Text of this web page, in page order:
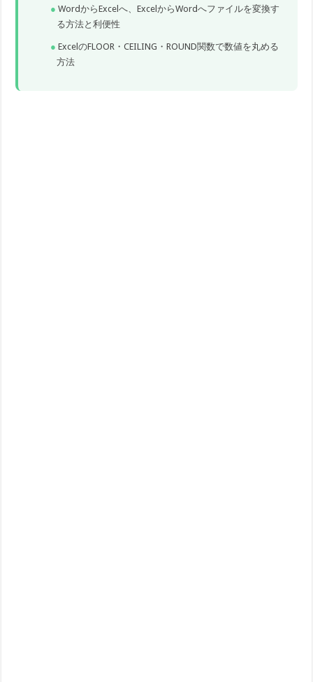
WordからExcelへ、ExcelからWordへファイルを変換す
る方法と利便性
ExcelのFLOOR・CEILING・ROUND関数で数値を丸める
方法